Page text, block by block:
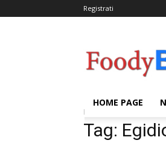
Registrati
HOME PAGE
Home
Tag: